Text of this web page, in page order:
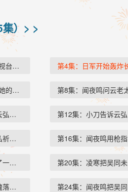
）> >
台已经把… 第4集：日军开始轰炸
的手下按… 第8集：闻夜鸣问云老
深看完后… 第12集：小刀告诉云
说曲文挚… 第16集：闻夜鸣用枪
封情报，… 第20集：凌寒把吴同
魄的站在… 第24集：闻夜鸣把吴